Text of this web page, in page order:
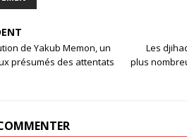
de Yakub Memon, un
présumés des attentats
Les
plus